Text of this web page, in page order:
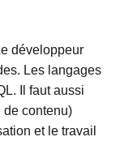
développeur
Les langages
Il faut aussi
de contenu)
et le travail